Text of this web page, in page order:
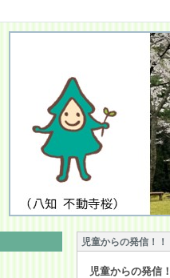
児童からの発信！！
児童からの発信